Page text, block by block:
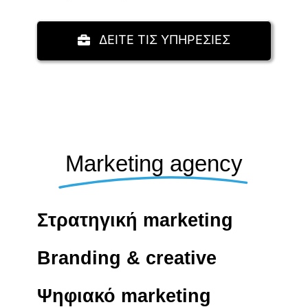
ΔΕΙΤΕ ΤΙΣ ΥΠΗΡΕΣΙΕΣ
Marketing agency
Στρατηγική marketing
Branding & creative
Ψηφιακό marketing